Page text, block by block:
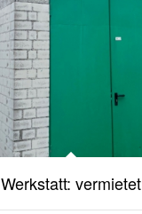
Werkstatt: vermietet